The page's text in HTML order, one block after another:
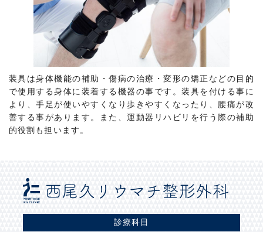
装具は身体機能の補助・傷病の治療・変形の矯正などの目的
で使用する身体に装着する機器の事です。装具を付ける事に
より、手足が使いやすくなり歩きやすくなったり、腰痛が改
善する事があります。また、運動器リハビリを行う際の補助
的役割も担います。
診療科目